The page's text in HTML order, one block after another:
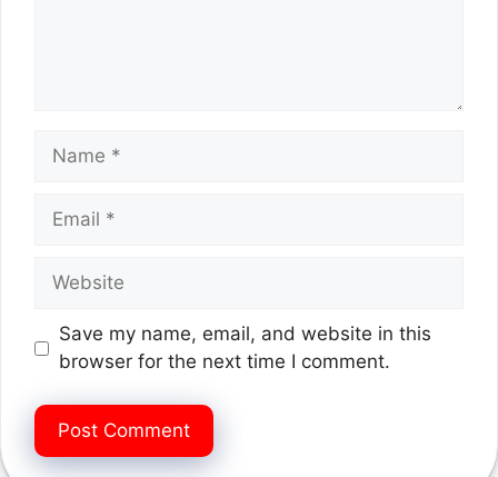
Name
Email
Website
Save my name, email, and website in this
browser for the next time I comment.